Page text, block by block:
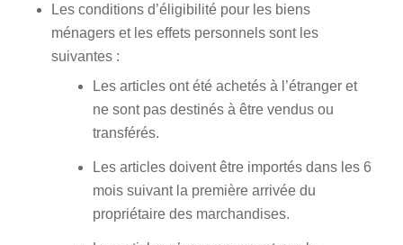
Les conditions d’éligibilité pour les biens
ménagers et les effets personnels sont les
suivantes :
Les articles ont été achetés à l’étranger et
ne sont pas destinés à être vendus ou
transférés.
Les articles doivent être importés dans les 6
mois suivant la première arrivée du
propriétaire des marchandises.